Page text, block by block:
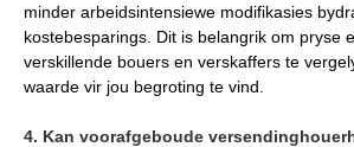
minder arbeidsintensiewe modifikasies
kostebesparings. Dit is belangrik om pryse
verskillende bouers en verskaffers te
waarde vir jou begroting te vind.
4. Kan voorafgeboude